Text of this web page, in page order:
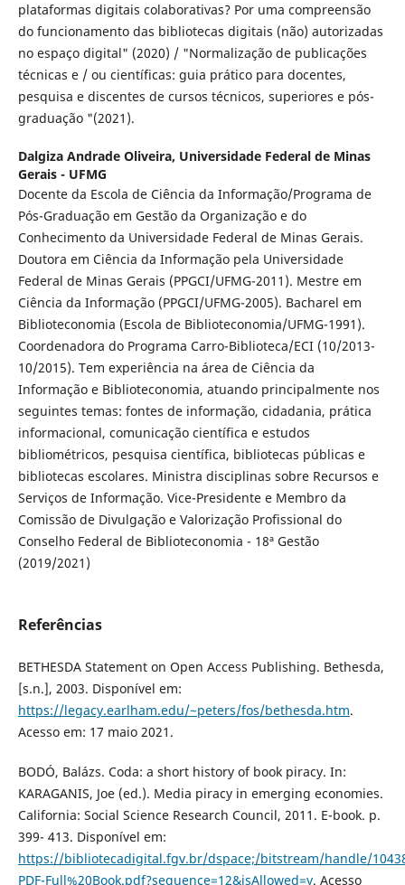
plataformas digitais colaborativas? Por uma compreensão
do funcionamento das bibliotecas digitais (não) autorizadas
no espaço digital" (2020) / "Normalização de publicações
técnicas e / ou científicas: guia prático para docentes,
pesquisa e discentes de cursos técnicos, superiores e pós-
graduação "(2021).
Dalgiza Andrade Oliveira, Universidade Federal de Minas
Gerais - UFMG
Docente da Escola de Ciência da Informação/Programa de
Pós-Graduação em Gestão da Organização e do
Conhecimento da Universidade Federal de Minas Gerais.
Doutora em Ciência da Informação pela Universidade
Federal de Minas Gerais (PPGCI/UFMG-2011). Mestre em
Ciência da Informação (PPGCI/UFMG-2005). Bacharel em
Biblioteconomia (Escola de Biblioteconomia/UFMG-1991).
Coordenadora do Programa Carro-Biblioteca/ECI (10/2013-
10/2015). Tem experiência na área de Ciência da
Informação e Biblioteconomia, atuando principalmente nos
seguintes temas: fontes de informação, cidadania, prática
informacional, comunicação científica e estudos
bibliométricos, pesquisa científica, bibliotecas públicas e
bibliotecas escolares. Ministra disciplinas sobre Recursos e
Serviços de Informação. Vice-Presidente e Membro da
Comissão de Divulgação e Valorização Profissional do
Conselho Federal de Biblioteconomia - 18ª Gestão
(2019/2021)
Referências
BETHESDA Statement on Open Access Publishing. Bethesda,
[s.n.], 2003. Disponível em:
https://legacy.earlham.edu/~peters/fos/bethesda.htm.
Acesso em: 17 maio 2021.
BODÓ, Balázs. Coda: a short history of book piracy. In:
KARAGANIS, Joe (ed.). Media piracy in emerging economies.
California: Social Science Research Council, 2011. E-book. p.
399- 413. Disponível em:
https://bibliotecadigital.fgv.br/dspace;/bitstream/handle/
PDF-Full%20Book.pdf?sequence=12&isAllowed=y. Acesso